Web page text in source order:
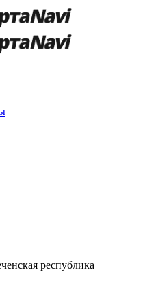
республика